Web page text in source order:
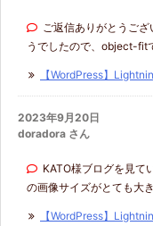
ご返信ありがとうご
うでしたので、object-fit
【WordPress】
2023年9月20日
doradora さん
KATO様ブログを見て
の画像サイズがとても大
【WordPress】